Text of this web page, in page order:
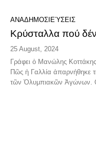
ΑΝΑΔΗΜΟΣΙΕΎΣΕΙΣ
Κρύσταλλα πού
25 August, 2024
Γράφει ὁ Μανώλης
Πῶς ἡ Γαλλία ἀπαρνήθηκε